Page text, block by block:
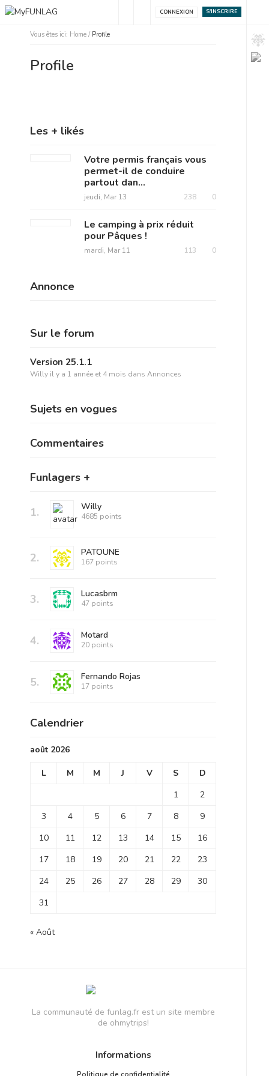
S'INSCRIRE
CONNEXION
Vous êtes ici: Home / Profile
Profile
Les + likés
Votre permis français vous
permet-il de conduire
partout dan...
jeudi, Mar 13 0
238
Le camping à prix réduit
pour Pâques !
mardi, Mar 11 0
113
Annonce
Sur le forum
Version 25.1.1
Willy il y a 1 année et 4 mois dans Annonces
Sujets en vogues
Commentaires
Funlagers +
1. Willy
4685 points
2. PATOUNE
167 points
3. Lucasbrm
47 points
4. Motard
20 points
5. Fernando Rojas
17 points
Calendrier
août 2026
L M M J V S
D
1
2
3
4 5 6 7 8
9
10
11 12 13 14 15
16
17
18 19 20 21 22
23
24
25 26 27 28 29
30
31
« Août
La communauté de funlag.fr est un site membre
de ohmytrips!
Informations
Politique de confidentialité